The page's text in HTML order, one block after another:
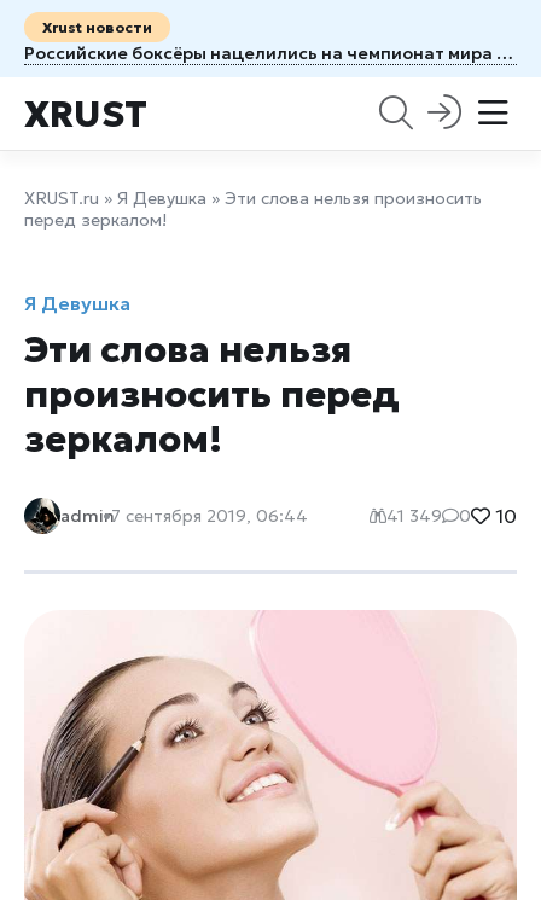
Xrust новости
Российские боксёры нацелились на чемпионат мира в Казахстане
XRUST
XRUST.ru » Я Девушка » Эти слова нельзя произносить
перед зеркалом!
Я Девушка
Эти слова нельзя
произносить перед
зеркалом!
admin7 сентября 2019, 06:44 41 349 0 10